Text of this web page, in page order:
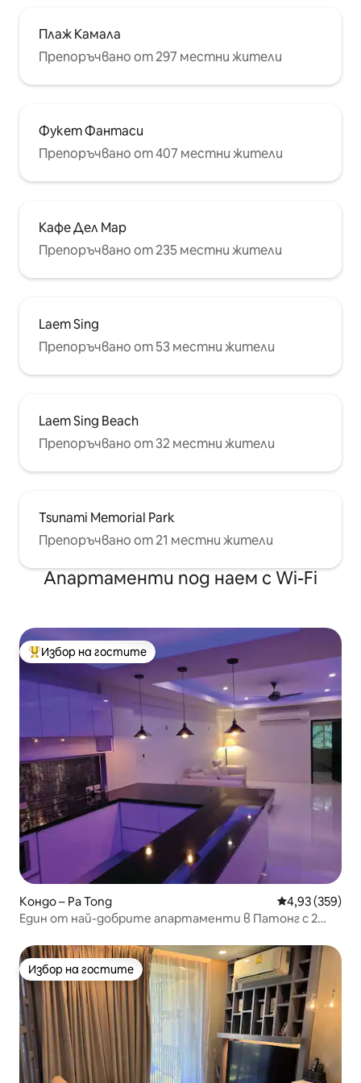
Плаж Камала
Препоръчвано от 297 местни жители
Фукет Фантаси
Препоръчвано от 407 местни жители
Кафе Дел Мар
Препоръчвано от 235 местни жители
Laem Sing
Препоръчвано от 53 местни жители
Laem Sing Beach
Препоръчвано от 32 местни жители
Tsunami Memorial Park
Препоръчвано от 21 местни жители
Апартаменти под наем с Wi-Fi
Най-популярен избор на гостите
Избор на гостите
Кондо – Pa Tong Средна
4,93 (359)
Един от най-добрите апартаменти в Патонг с 2
Избор на гостите
Избор на гостите